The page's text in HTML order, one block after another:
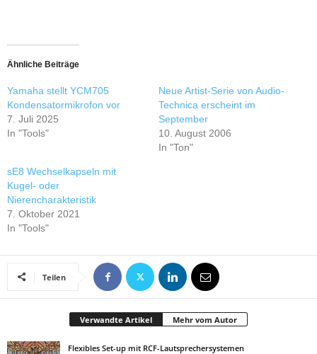
Ähnliche Beiträge
Yamaha stellt YCM705
Kondensatormikrofon vor
7. Juli 2025
In "Tools"
Neue Artist-Serie von Audio-
Technica erscheint im
September
10. August 2006
In "Ton"
sE8 Wechselkapseln mit
Kugel- oder
Nierencharakteristik
7. Oktober 2021
In "Tools"
Teilen
Verwandte Artikel Mehr vom Autor
Flexibles Set-up mit RCF-Lautsprechersystemen